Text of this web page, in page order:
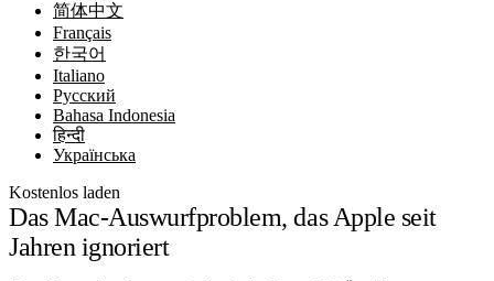
简体中文
Français
한국어
Italiano
Русский
Bahasa Indonesia
हिन्दी
Українська
Kostenlos laden
Das Mac-Auswurfproblem, das Apple seit
Jahren ignoriert